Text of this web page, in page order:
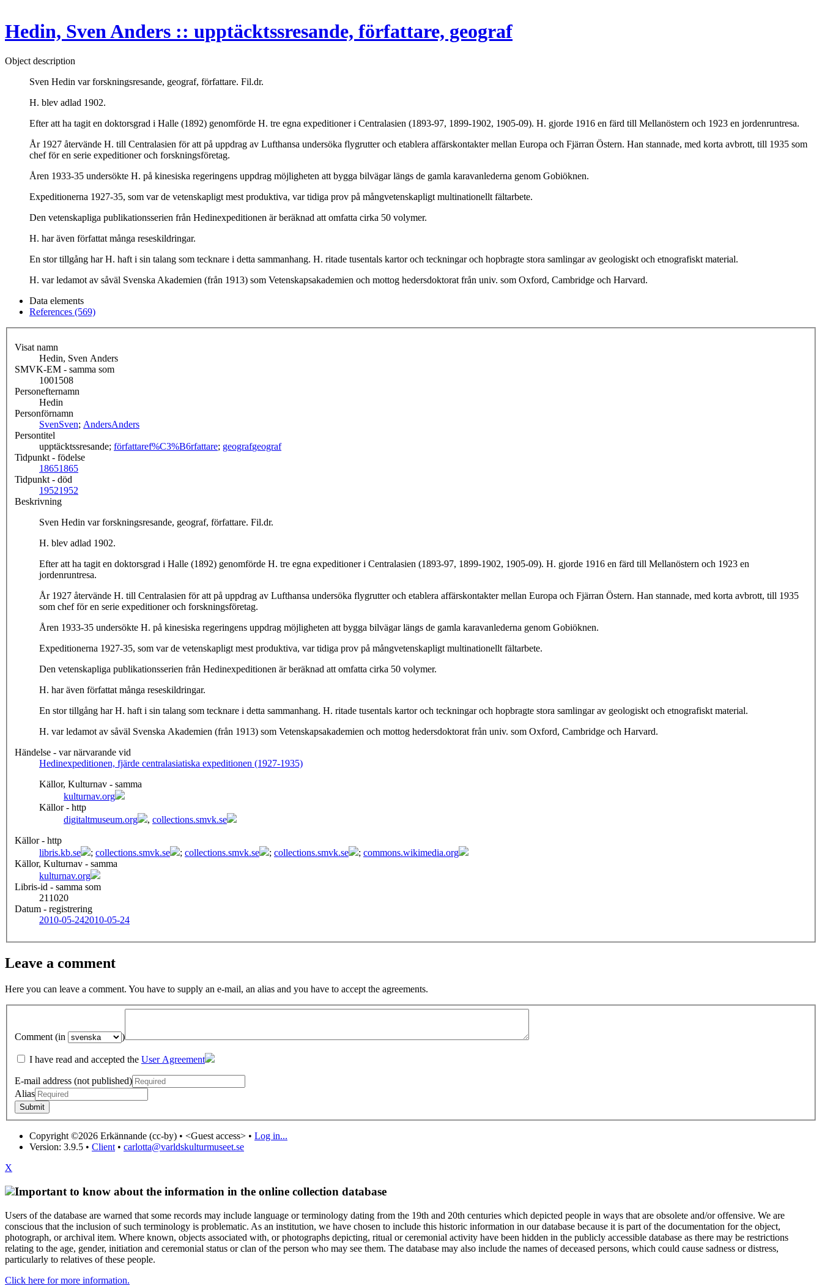
Hedin, Sven Anders :: upptäcktssresande, författare, geograf
Object description
Sven Hedin var forskningsresande, geograf, författare. Fil.dr.
H. blev adlad 1902.
Efter att ha tagit en doktorsgrad i Halle (1892) genomförde H. tre egna expeditioner i Centralasien (1893-97, 1899-1902, 1905-09). H. gjorde 1916 en färd till Mellanöstern och 1923 en jordenruntresa.
År 1927 återvände H. till Centralasien för att på uppdrag av Lufthansa undersöka flygrutter och etablera affärskontakter mellan Europa och Fjärran Östern. Han stannade, med korta avbrott, till 1935 som
chef för en serie expeditioner och forskningsföretag.
Åren 1933-35 undersökte H. på kinesiska regeringens uppdrag möjligheten att bygga bilvägar längs de gamla karavanlederna genom Gobiöknen.
Expeditionerna 1927-35, som var de vetenskapligt mest produktiva, var tidiga prov på mångvetenskapligt multinationellt fältarbete.
Den vetenskapliga publikationsserien från Hedinexpeditionen är beräknad att omfatta cirka 50 volymer.
H. har även författat många reseskildringar.
En stor tillgång har H. haft i sin talang som tecknare i detta sammanhang. H. ritade tusentals kartor och teckningar och hopbragte stora samlingar av geologiskt och etnografiskt material.
H. var ledamot av såväl Svenska Akademien (från 1913) som Vetenskapsakademien och mottog hedersdoktorat från univ. som Oxford, Cambridge och Harvard.
Data elements
References (569)
Visat namn
Hedin, Sven Anders
SMVK-EM - samma som
1001508
Personefternamn
Hedin
Personförnamn
SvenSven; AndersAnders
Persontitel
upptäcktssresande; författaref%C3%B6rfattare; geografgeograf
Tidpunkt - födelse
18651865
Tidpunkt - död
19521952
Beskrivning
Sven Hedin var forskningsresande, geograf, författare. Fil.dr.
H. blev adlad 1902.
Efter att ha tagit en doktorsgrad i Halle (1892) genomförde H. tre egna expeditioner i Centralasien (1893-97, 1899-1902, 1905-09). H. gjorde 1916 en färd till Mellanöstern och 1923 en
jordenruntresa.
År 1927 återvände H. till Centralasien för att på uppdrag av Lufthansa undersöka flygrutter och etablera affärskontakter mellan Europa och Fjärran Östern. Han stannade, med korta avbrott, till 1935
som chef för en serie expeditioner och forskningsföretag.
Åren 1933-35 undersökte H. på kinesiska regeringens uppdrag möjligheten att bygga bilvägar längs de gamla karavanlederna genom Gobiöknen.
Expeditionerna 1927-35, som var de vetenskapligt mest produktiva, var tidiga prov på mångvetenskapligt multinationellt fältarbete.
Den vetenskapliga publikationsserien från Hedinexpeditionen är beräknad att omfatta cirka 50 volymer.
H. har även författat många reseskildringar.
En stor tillgång har H. haft i sin talang som tecknare i detta sammanhang. H. ritade tusentals kartor och teckningar och hopbragte stora samlingar av geologiskt och etnografiskt material.
H. var ledamot av såväl Svenska Akademien (från 1913) som Vetenskapsakademien och mottog hedersdoktorat från univ. som Oxford, Cambridge och Harvard.
Händelse - var närvarande vid
Hedinexpeditionen, fjärde centralasiatiska expeditionen (1927-1935)
Källor, Kulturnav - samma
kulturnav.org
Källor - http
digitaltmuseum.org
, collections.smvk.se
Källor - http
libris.kb.se
; collections.smvk.se ; collections.smvk.se ; collections.smvk.se ; commons.wikimedia.org
Källor, Kulturnav - samma
kulturnav.org
Libris-id - samma som
211020
Datum - registrering
2010-05-242010-05-24
Leave a comment
Here you can leave a comment. You have to supply an e-mail, an alias and you have to accept the agreements.
Comment (in )
I have read and accepted the User Agreement
E-mail address (not published)
Alias
Copyright ©2026 Erkännande (cc-by) • <Guest access> • Log in...
Version: 3.9.5 • Client• carlotta@varldskulturmuseet.se
X
Important to know about the information in the online collection database
Users of the database are warned that some records may include language or terminology dating from the 19th and 20th centuries which depicted people in ways that are obsolete and/or offensive. We are
conscious that the inclusion of such terminology is problematic. As an institution, we have chosen to include this historic information in our database because it is part of the documentation for the object,
photograph, or archival item. Where known, objects associated with, or photographs depicting, ritual or ceremonial activity have been hidden in the publicly accessible database as there may be restrictions
relating to the age, gender, initiation and ceremonial status or clan of the person who may see them. The database may also include the names of deceased persons, which could cause sadness or distress,
particularly to relatives of these people.
Click here for more information.